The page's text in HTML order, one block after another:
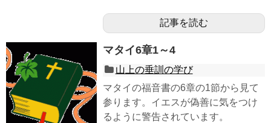
記事を読む
マタイ6章1～4
山上の垂訓の学び
マタイの福音書の6章の1節から見て
参ります。イエスが偽善に気をつけ
るように警告されています。